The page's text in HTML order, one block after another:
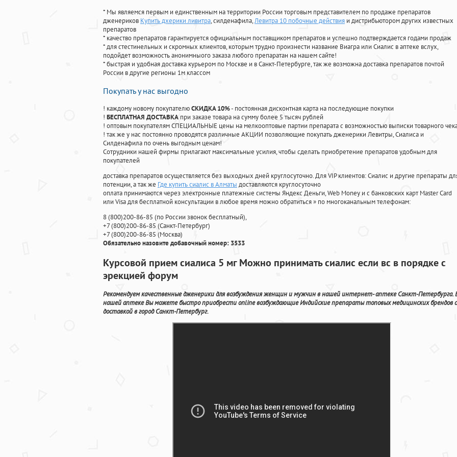
* Мы являемся первым и единственным на территории России торговым представителем по продаже препаратов
дженериков Купить дхерики ливитра, силденафила,Левитра 10 побочные действия и дистрибьютором других известных
препаратов
* качество препаратов гарантируется официальным поставщиком препаратов и успешно подтверждается годами продаж
* для стестинельных и скромных клиентов, которым трудно произнести название Виагра или Сиалис в аптеке вслух,
подойдет возможность анонимныого заказа любого препаратан на нашем сайте!
* быстрая и удобная доставка курьером по Москве и в Санкт-Петербурге, так же возможна доставка препаратов почтой
России в другие регионы 1м классом
Покупать у нас выгодно
! каждому новому покупателюСКИДКА 10%- постоянная дисконтная карта на последующие покупки
! БЕСПЛАТНАЯ ДОСТАВКА при заказе товара на сумму более 5 тысяч рублей
! оптовым покупателям СПЕЦИАЛЬНЫЕ цены на мелкооптовые партии препарата с возможностью выписки товарного
! так же у нас постоянно проводятся различные АКЦИИ позволяющие покупать дженерики Левитры, Сиалиса и
Силденафила по очень выгодным ценам!
Cотрудники нашей фирмы прилагают максимальные усилия, чтобы сделать приобретение препаратов удобным для
покупателей
доставка препаратов осуществляется без выходных дней круглосуточно. Для VIP клиентов: Сиалис и другие препараты
потенции, а так же Где купить сиалис в Алматы доставляются круглосуточно
оплата принимаются через электронные платежные системы Яндекс Деньги, Web Money и с банковских карт Master Card
или Visa для бесплатной консультации в любое время можно обратиться» по многоканальным телефонам:
8(800)200-86-85 (по России звонок бесплатный),
+7(800)200-86-85 (Санкт-Петербург)
+7(800)200-86-85 (Москва)
Обязательно назовите добавочный номер: 3533
Курсовой прием сиалиса 5 мг Можно принимать сиалис если вс в порядке с
эрекцией форум
Рекомендуем качественные дженерики для возбуждения женщин и мужчин в нашей интернет- аптеке Санкт-Петербурга.
нашей аптеке Вы можете быстро приобрести online возбуждающие Индийские препараты топовых медицинских брендов с
доставкой в город Санкт-Петербург.